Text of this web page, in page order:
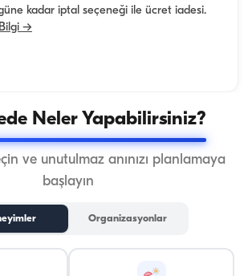
kadar iptal seçeneği ile ücret iadesi.
→
Neler Yapabilirsiniz?
ve unutulmaz anınızı planlamaya
başlayın
Organizasyonlar